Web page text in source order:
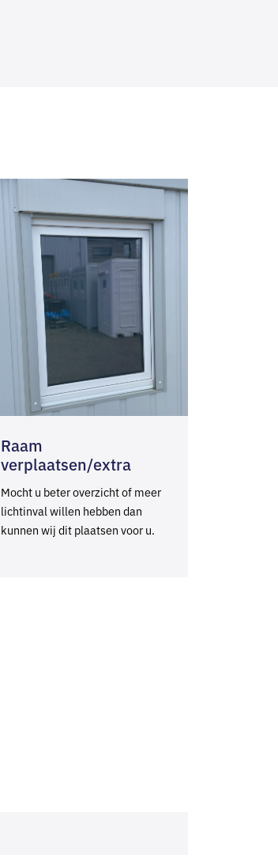
Raam
verplaatsen/extra
Mocht u beter overzicht of meer
lichtinval willen hebben dan
kunnen wij dit plaatsen voor u.